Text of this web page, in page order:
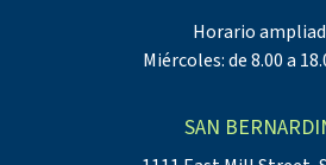
Horario
Miércoles: de 8.00 a
SAN